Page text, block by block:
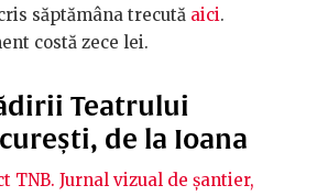
săptămâna trecută aici.
costă zece lei.
Teatrului
de la Ioana
TNB. Jurnal vizual de șantier,